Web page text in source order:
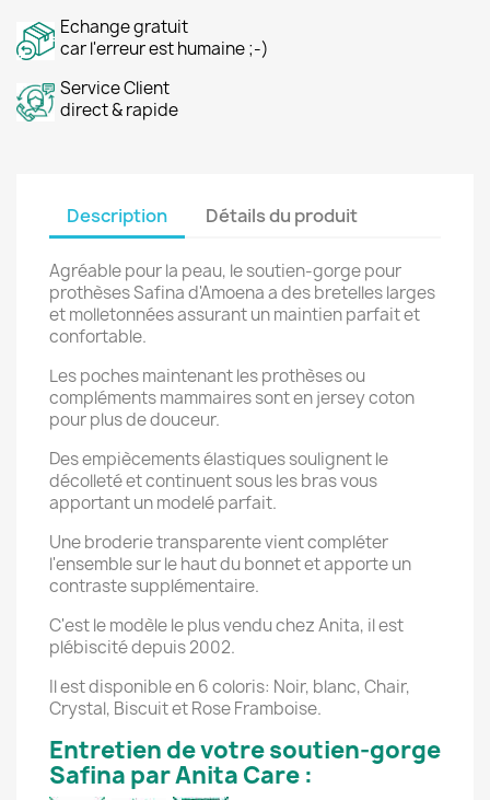
Echange gratuit
car l'erreur est humaine ;-)
Service Client
direct & rapide
Description Détails du produit
Agréable pour la peau, le soutien-gorge pour
prothèses Safina d'Amoena a des bretelles larges
et molletonnées assurant un maintien parfait et
confortable.
Les poches maintenant les prothèses ou
compléments mammaires sont en jersey coton
pour plus de douceur.
Des empiècements élastiques soulignent le
décolleté et continuent sous les bras vous
apportant un modelé parfait.
Une broderie transparente vient compléter
l'ensemble sur le haut du bonnet et apporte un
contraste supplémentaire.
C'est le modèle le plus vendu chez Anita, il est
plébiscité depuis 2002.
Il est disponible en 6 coloris: Noir, blanc, Chair,
Crystal, Biscuit et Rose Framboise.
Entretien de votre soutien-gorge
Safina par Anita Care :